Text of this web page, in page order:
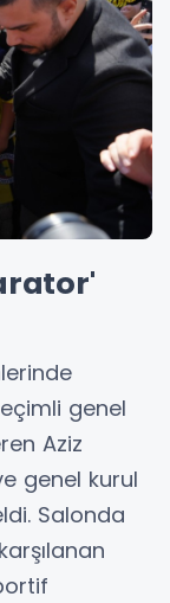
genel
Aziz
genel kurul
Salonda